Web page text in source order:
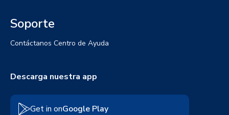
Soporte
Contáctanos Centro de Ayuda
Descarga nuestra app
Get in onGoogle Play